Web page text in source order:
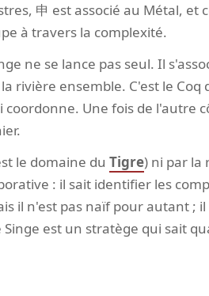
申 est associé au Métal, et
à travers la complexité.
ne se lance pas seul. Il
rivière ensemble. C'est le Coq
Une fois de l'autre
le domaine du Tigre) ni par la
: il sait identifier les
il n'est pas naïf pour autant ; il
est un stratège qui sait